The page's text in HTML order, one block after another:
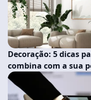
Decoração: 5 dicas
combina com a sua